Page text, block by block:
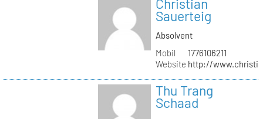
Christian
Sauerteig
Absolvent
Mobil
1776106211
Website http://
Thu Trang
Schaad